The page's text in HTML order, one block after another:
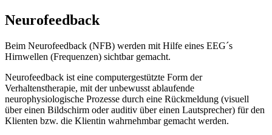
Neurofeedback
Beim Neurofeedback (NFB) werden mit Hilfe eines EEG´s
Hirnwellen (Frequenzen) sichtbar gemacht.
Neurofeedback ist eine computergestützte Form der
Verhaltenstherapie, mit der unbewusst ablaufende
neurophysiologische Prozesse durch eine Rückmeldung (visuell
über einen Bildschirm oder auditiv über einen Lautsprecher) für den
Klienten bzw. die Klientin wahrnehmbar gemacht werden.